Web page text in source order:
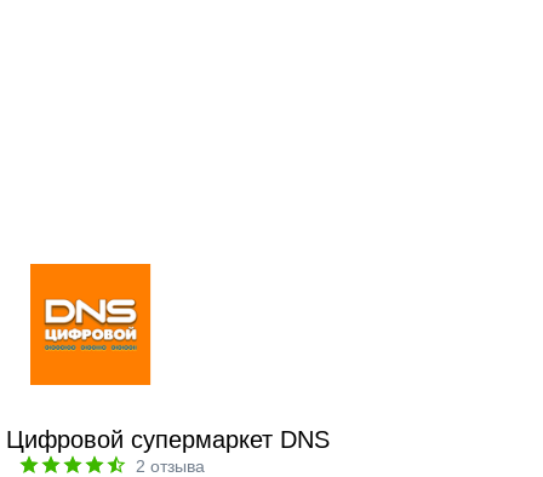
Цифровой супермаркет DNS
2 отзыва